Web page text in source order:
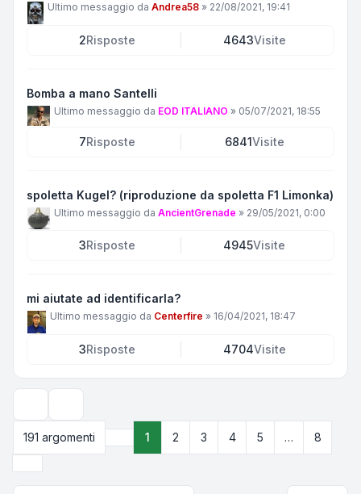
Ultimo messaggio da Andrea58 » 22/08/2021, 19:41
2Risposte 4643Visite
Bomba a mano Santelli
Ultimo messaggio da EOD ITALIANO » 05/07/2021, 18:55
7Risposte 6841Visite
spoletta Kugel? (riproduzione da spoletta F1 Limonka)
Ultimo messaggio da AncientGrenade » 29/05/2021, 0:00
3Risposte 4945Visite
mi aiutate ad identificarla?
Ultimo messaggio da Centerfire » 16/04/2021, 18:47
3Risposte 4704Visite
191 argomenti
Pagina di8
1 2 3 4 5 …
8